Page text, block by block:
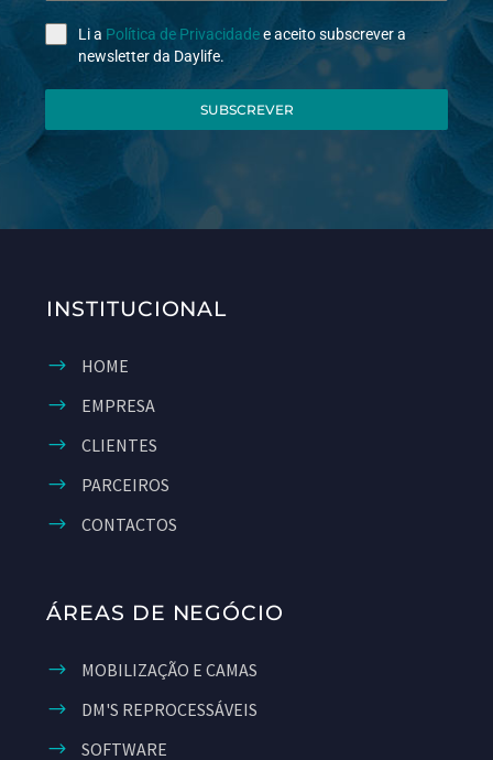
Li a Política de Privacidadee aceito subscrever a
newsletter da Daylife.
SUBSCREVER
INSTITUCIONAL
HOME
EMPRESA
CLIENTES
PARCEIROS
CONTACTOS
ÁREAS DE NEGÓCIO
MOBILIZAÇÃO E CAMAS
DM'S REPROCESSÁVEIS
SOFTWARE